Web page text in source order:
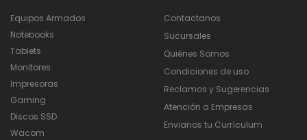
Equipos Armados
Notebooks
Tablets
Monitores
Impresoras
Gaming
Discos SSD
Wacom
Contactanos
Sucursales
Quiénes Somos
Condiciones de uso
Reclamos y Sugerencias
Atención a Empresas
Envianos tu Currículum